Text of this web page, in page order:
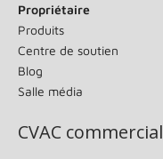
Propriétaire
Produits
Centre de soutien
Blog
Salle média
CVAC commercial